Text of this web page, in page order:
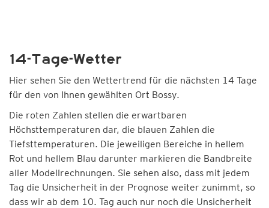
14-Tage-Wetter
Hier sehen Sie den Wettertrend für die nächsten 14 Tage
für den von Ihnen gewählten Ort Bossy.
Die roten Zahlen stellen die erwartbaren
Höchsttemperaturen dar, die blauen Zahlen die
Tiefsttemperaturen. Die jeweiligen Bereiche in hellem
Rot und hellem Blau darunter markieren die Bandbreite
aller Modellrechnungen. Sie sehen also, dass mit jedem
Tag die Unsicherheit in der Prognose weiter zunimmt, so
dass wir ab dem 10. Tag auch nur noch die Unsicherheit